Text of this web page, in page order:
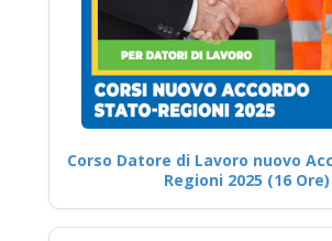
Corso Datore di Lavoro nuovo
Regioni 2025 (16 Ore)